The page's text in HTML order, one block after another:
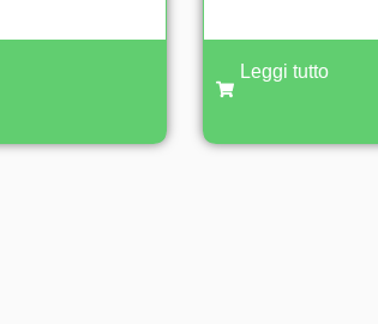
Leggi tutto